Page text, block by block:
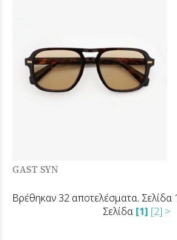
GAST SYN
Βρέθηκαν 32 αποτελέσματα. Σελίδα
Σελίδα [1] [2] >